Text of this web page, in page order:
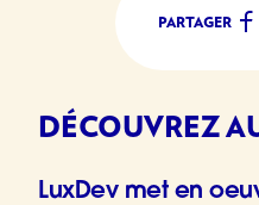
PARTAGER
DÉCOUVREZ
LuxDev met en